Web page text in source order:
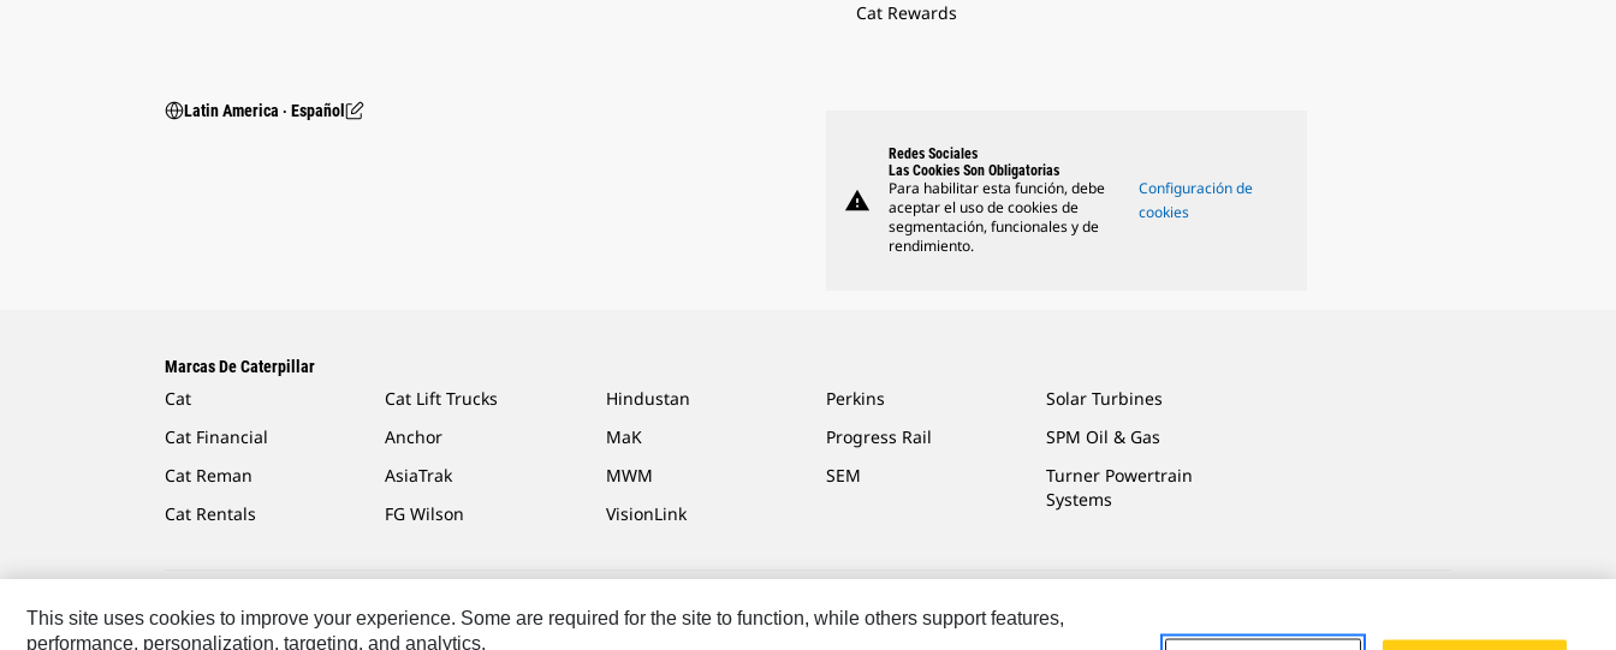
Cat Rewards
Latin America ‧ Español
warning
Redes Sociales
Las Cookies Son Obligatorias
Para habilitar esta función, debe
aceptar el uso de cookies de
segmentación, funcionales y de
rendimiento.
Configuración de
cookies
Marcas De Caterpillar
Cat
Cat Financial
Cat Reman
Cat Rentals
Cat Lift Trucks
Anchor
AsiaTrak
FG Wilson
Hindustan
MaK
MWM
VisionLink
Perkins
Progress Rail
SEM
Solar Turbines
SPM Oil & Gas
Turner Powertrain
Systems
Caterpillar.com Comuníquese Con Caterpillar Mis Preferencias De Marketing Mapa Del Sitio Cookie Settings Avisos Legales
This site uses cookies to improve your experience. Some are required for the site to function, while others support features,
performance, personalization, targeting, and analytics.